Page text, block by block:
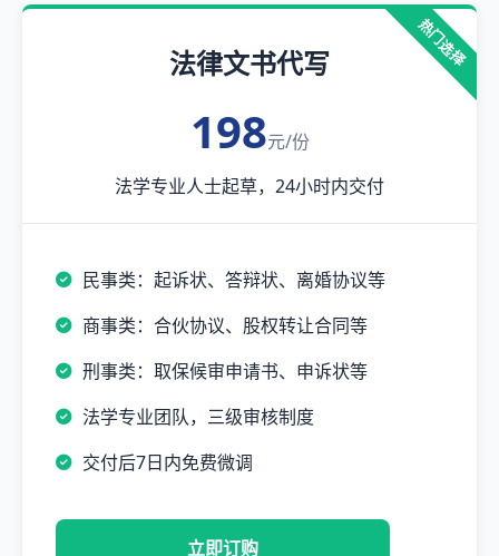
热门选择
法律文书代写
198元/份
法学专业人士起草，24小时内交付
民事类：起诉状、答辩状、离婚协议等
商事类：合伙协议、股权转让合同等
刑事类：取保候审申请书、申诉状等
法学专业团队，三级审核制度
交付后7日内免费微调
立即订购